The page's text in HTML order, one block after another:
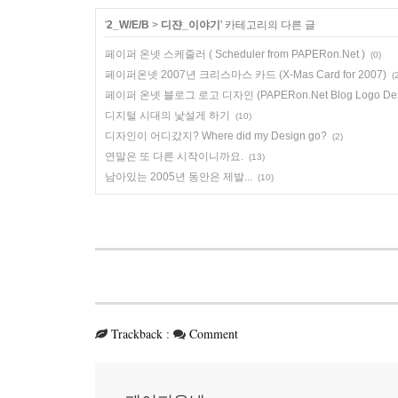
'2_W/E/B > 디쟌_이야기 ' 카테고리의 다른 글
페이퍼 온넷 스케줄러 ( Scheduler from PAPERon.Net ) (0)
페이퍼온넷 2007년 크리스마스 카드 (X-Mas Card for 2007)
페이퍼 온넷 블로그 로고 디자인 (PAPERon.Net Blog Logo
디지털 시대의 낯설게 하기 (10)
디자인이 어디갔지? Where did my Design go? (2)
연말은 또 다른 시작이니까요. (13)
남아있는 2005년 동안은 제발... (10)
Trackback : Comment